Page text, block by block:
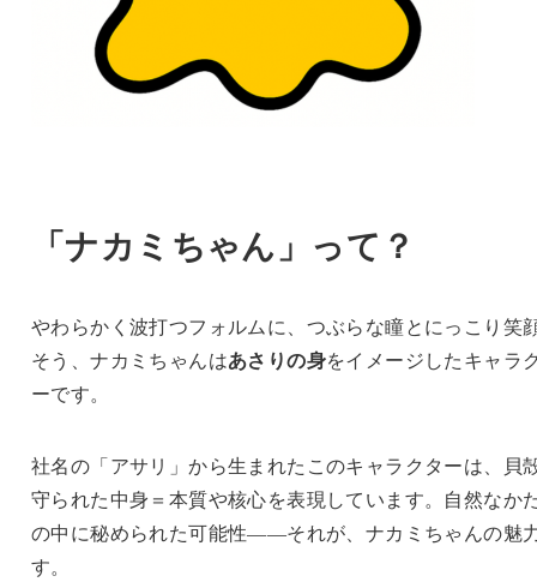
「ナカミちゃん」って？
やわらかく波打つフォルムに、つぶらな瞳とにっこり笑
そう、ナカミちゃんはあさりの身をイメージしたキャラ
ーです。
社名の「アサリ」から生まれたこのキャラクターは、貝
守られた中身＝本質や核心を表現しています。自然なか
の中に秘められた可能性――それが、ナカミちゃんの魅
す。